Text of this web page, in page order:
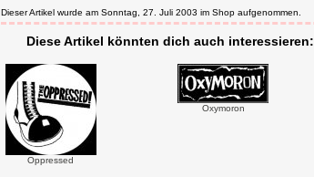
Dieser Artikel wurde am Sonntag, 27. Juli 2003 im Shop aufgenommen.
Diese Artikel könnten dich auch interessieren:
Oppressed
Oxymoron